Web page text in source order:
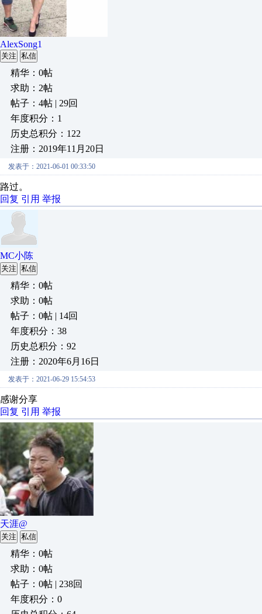
AlexSong1
关注 私信
精华：0帖
求助：2帖
帖子：4帖 | 29回
年度积分：1
历史总积分：122
注册：2019年11月20日
发表于：2021-06-01 00:33:50
路过。
回复 引用 举报
MC小陈
关注 私信
精华：0帖
求助：0帖
帖子：0帖 | 14回
年度积分：38
历史总积分：92
注册：2020年6月16日
发表于：2021-06-29 15:54:53
感谢分享
回复 引用 举报
天涯@
关注 私信
精华：0帖
求助：0帖
帖子：0帖 | 238回
年度积分：0